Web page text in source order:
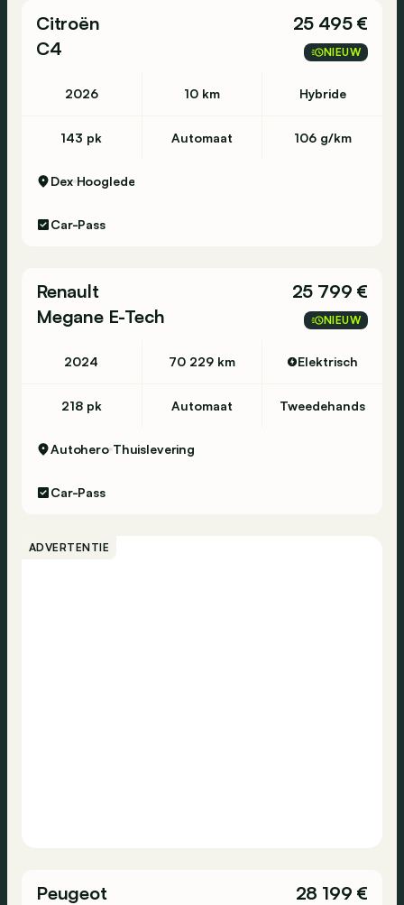
Citroën
C4
25 495 €
NIEUW
2026 10 km Hybride
143 pk Automaat 106 g/km
Dex Hooglede
Car-Pass
Renault
Megane E-Tech
25 799 €
NIEUW
2024 70 229 km Elektrisch
218 pk Automaat Tweedehands
Autohero Thuislevering
Car-Pass
ADVERTENTIE
Peugeot
28 199 €